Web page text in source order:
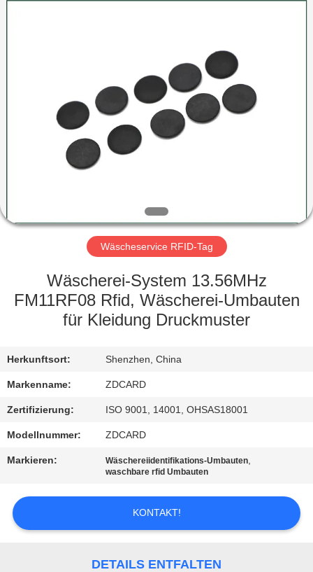
PRODUKTE
FABRIK-
AUSFLUG
QUALITÄTSKONTROLLE
SIE
MIT
UNS
IN
VERBINDUNG
NACHRICHTEN
Wäscheservice RFID-Tag
Wäscherei-System 13.56MHz
FM11RF08 Rfid, Wäscherei-Umbauten
für Kleidung Druckmuster
Herkunftsort: Shenzhen, China
Markenname: ZDCARD
Zertifizierung: ISO 9001, 14001, OHSAS18001
Modellnummer: ZDCARD
Markieren: Wäschereiidentifikations-Umbauten,
waschbare rfid Umbauten
KONTAKT!
DETAILS ENTFALTEN